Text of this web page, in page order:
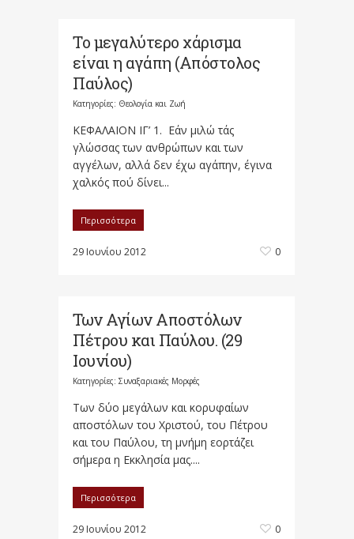
Το μεγαλύτερο χάρισμα
είναι η αγάπη (Απόστολος
Παύλος)
Κατηγορίες: Θεολογία και Ζωή
ΚΕΦΑΛΑΙΟΝ ΙΓ’ 1. Εάν μιλώ τάς
γλώσσας των ανθρώπων και των
αγγέλων, αλλά δεν έχω αγάπην, έγινα
χαλκός πού δίνει...
Περισσότερα
29 Ιουνίου 2012 0
Των Αγίων Αποστόλων
Πέτρου και Παύλου. (29
Ιουνίου)
Κατηγορίες: Συναξαριακές Μορφές
Των δύο μεγάλων και κορυφαίων
αποστόλων του Χριστού, του Πέτρου
και του Παύλου, τη μνήμη εορτάζει
σήμερα η Εκκλησία μας....
Περισσότερα
29 Ιουνίου 2012 0